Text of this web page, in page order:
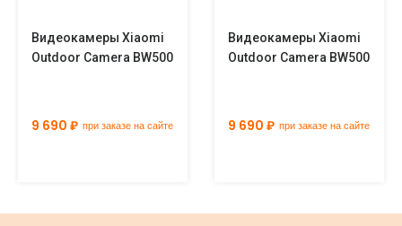
Видеокамеры Xiaomi
Outdoor Camera BW500
9 690 ₽ при заказе на сайте
Видеокамеры Xiaomi
Outdoor Camera BW500
9 690 ₽ при заказе на сайте